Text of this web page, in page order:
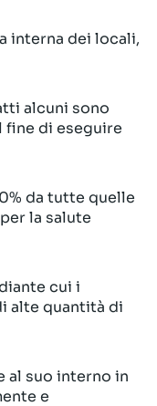
interna dei locali,
alcuni sono
di eseguire
da tutte quelle
la salute
cui i
alte quantità di
al suo interno in
e